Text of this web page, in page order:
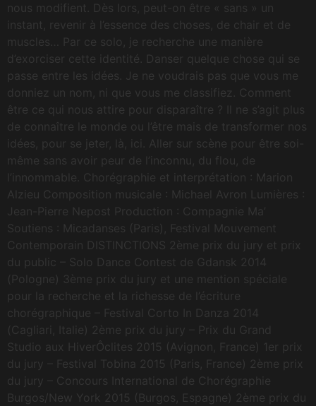
nous modifient. Dès lors, peut-on être « sans » un
instant, revenir à l’essence des choses, de chair et de
muscles… Par ce solo, je recherche une manière
d’exorciser cette identité. Danser quelque chose qui se
passe entre les idées. Je ne voudrais pas que vous me
donniez un nom, ni que vous me classifiez. Comment
être ce qui nous attire pour disparaître ? Il ne s’agit plus
de connaître le monde ou l’être mais de transformer nos
idées, pour se jeter, là, ici. Aller sur scène pour être soi-
même sans avoir peur de l’inconnu, du flou, de
l’innommable. Chorégraphie et interprétation : Marion
Alzieu Composition musicale : Michael Avron Lumières :
Jean-Pierre Nepost Production : Compagnie Ma’
Soutiens : Micadanses (Paris), Festival Mouvement
Contemporain DISTINCTIONS 2ème prix du jury et prix
du public – Solo Dance Contest de Gdansk 2014
(Pologne) 3ème prix du jury et une mention spéciale
pour la recherche et la richesse de l’écriture
chorégraphique – Festival Corto In Danza 2014
(Cagliari, Italie) 2ème prix du jury – Prix du Grand
Studio aux HiverÔclites 2015 (Avignon, France) 1er prix
du jury – Festival Tobina 2015 (Paris, France) 2ème prix
du jury – Concours International de Chorégraphie
Burgos/New York 2015 (Burgos, Espagne) 2ème prix du